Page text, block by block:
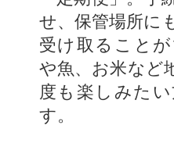
せ、保管場所に
受け取ること
や魚、お米など
度も楽しみた
す。